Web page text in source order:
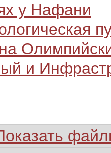
у Нафани
и